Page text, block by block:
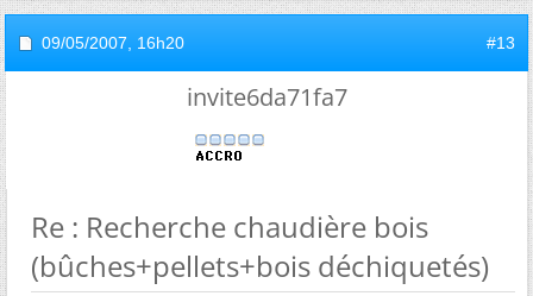
09/05/2007, 16h20 #13
invite6da71fa7
Re : Recherche chaudière bois
(bûches+pellets+bois déchiquetés)